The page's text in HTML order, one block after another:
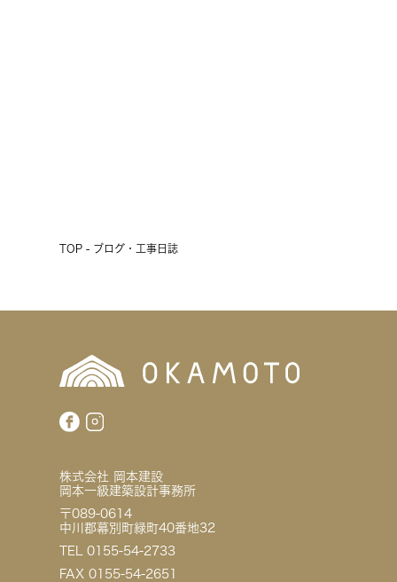
TOP - ブログ・工事日誌
株式会社 岡本建設
岡本一級建築設計事務所
〒089-0614
中川郡幕別町緑町40番地32
TEL 0155-54-2733
FAX 0155-54-2651